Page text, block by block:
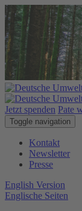
Jetzt spenden Pate
Toggle navigation
Kontakt
Newsletter
Presse
English Version
Englische Seiten